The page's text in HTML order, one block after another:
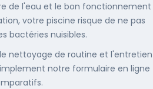
de l'eau et le bon fonctionnement
votre piscine risque de ne pas
bactéries nuisibles.
nettoyage de routine et l'entretien
notre formulaire en ligne